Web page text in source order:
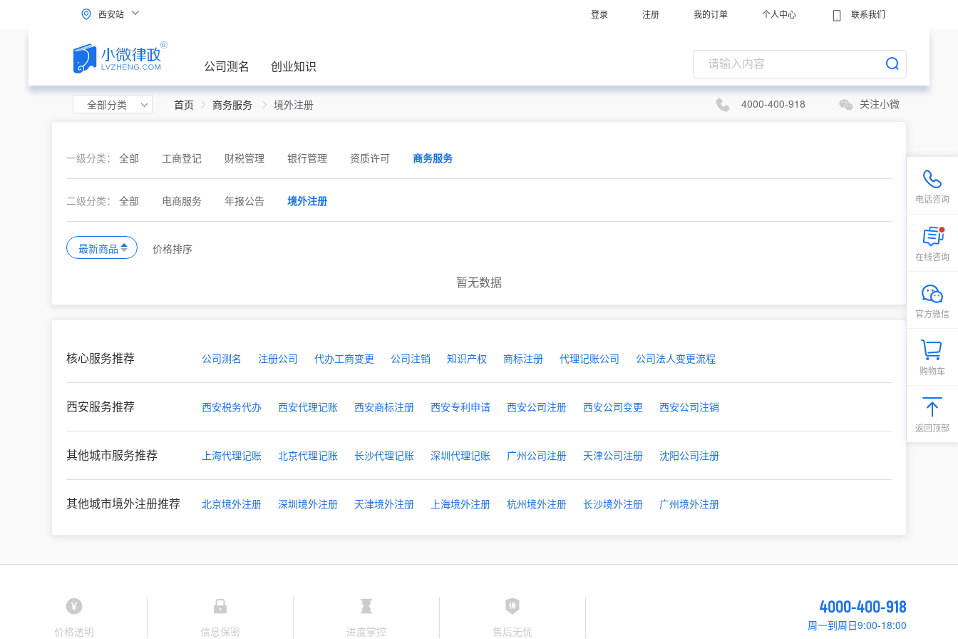
西安站 登录 注册 我的订单 个人中心 联系我们
公司测名 创业知识
全部分类 首页 商务服务 境外注册 4000-400-918 关注小微
一级分类： 全部 工商登记 财税管理 银行管理 资质许可 商务服务
二级分类： 全部 电商服务 年报公告 境外注册
最新商品 价格排序
暂无数据
核心服务推荐 公司测名 注册公司 代办工商变更 公司注销 知识产权 商标注册 代理记账公司 公司法人变更流程
西安服务推荐 西安税务代办 西安代理记账 西安商标注册 西安专利申请 西安公司注册 西安公司变更 西安公司注销
其他城市服务推荐 上海代理记账 北京代理记账 长沙代理记账 深圳代理记账 广州公司注册 天津公司注册 沈阳公司注册
其他城市境外注册推荐 北京境外注册 深圳境外注册 天津境外注册 上海境外注册 杭州境外注册 长沙境外注册 广州境外注册
价格透明 信息保密 进度掌控 售后无忧
4000-400-918
周一到周日9:00-18:00
电话咨询
在线咨询
官方微信
购物车
返回顶部